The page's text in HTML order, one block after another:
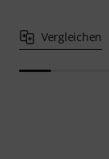
Vergleichen